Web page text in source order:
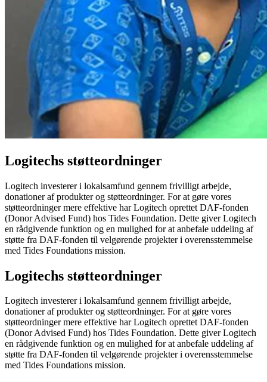
Logitechs støtteordninger
Logitech investerer i lokalsamfund gennem frivilligt arbejde,
donationer af produkter og støtteordninger. For at gøre vores
støtteordninger mere effektive har Logitech oprettet DAF-fonden
(Donor Advised Fund) hos Tides Foundation. Dette giver Logitech
en rådgivende funktion og en mulighed for at anbefale uddeling af
støtte fra DAF-fonden til velgørende projekter i overensstemmelse
med Tides Foundations mission.
Logitechs støtteordninger
Logitech investerer i lokalsamfund gennem frivilligt arbejde,
donationer af produkter og støtteordninger. For at gøre vores
støtteordninger mere effektive har Logitech oprettet DAF-fonden
(Donor Advised Fund) hos Tides Foundation. Dette giver Logitech
en rådgivende funktion og en mulighed for at anbefale uddeling af
støtte fra DAF-fonden til velgørende projekter i overensstemmelse
med Tides Foundations mission.